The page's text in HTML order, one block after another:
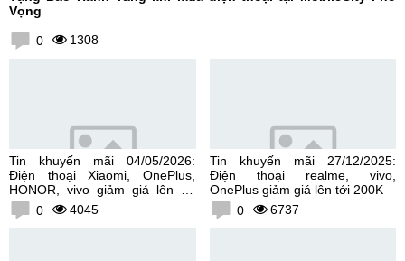
Vọng
0 1308
Tin khuyến mãi 04/05/2026:
Điện thoại Xiaomi, OnePlus,
HONOR, vivo giảm giá lên tới
300K0 4045
Tin khuyến mãi 27/12/2025:
Điện thoại realme, vivo,
OnePlus giảm giá lên tới 200K
0
6737